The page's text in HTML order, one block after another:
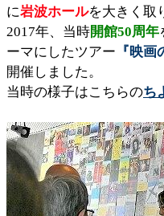
に岩波ホールを大きく取
2017年、当時開館50周年
ーマにしたツアー 『映
開催しました。
当時の様子はこちらのち